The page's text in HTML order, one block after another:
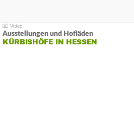
Ausstellungen und Hofläden
KÜRBISHÖFE IN HESSEN